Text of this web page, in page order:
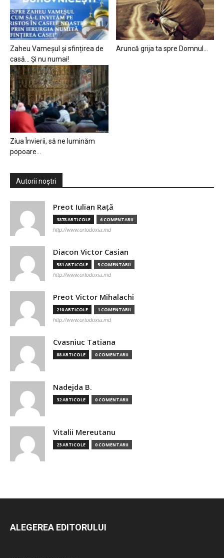
Zaheu Vameșul și sfințirea de
casă… Și nu numai!
Aruncă grija ta spre Domnul…
Ziua Învierii, să ne luminăm
popoare…
Autorii noștri
Preot Iulian Raţă
3878 ARTICOLE 6 COMENTARII
http://www.ortodoxia.md
Diacon Victor Casian
581 ARTICOLE 5 COMENTARII
http://www.ortodoxia.md
Preot Victor Mihalachi
210 ARTICOLE 1 COMENTARII
http://www.ortodoxia.md
Cvasniuc Tatiana
88 ARTICOLE 0 COMENTARII
Nadejda B.
32 ARTICOLE 0 COMENTARII
Vitalii Mereutanu
23 ARTICOLE 0 COMENTARII
ALEGEREA EDITORULUI